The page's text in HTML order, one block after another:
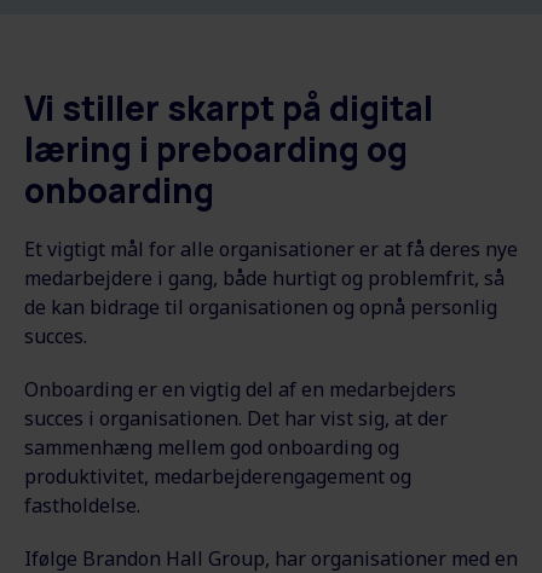
Vi stiller skarpt på digital
læring i preboarding og
onboarding
Et vigtigt mål for alle organisationer er at få deres nye
medarbejdere i gang, både hurtigt og problemfrit, så
de kan bidrage til organisationen og opnå personlig
succes.
Onboarding er en vigtig del af en medarbejders
succes i organisationen. Det har vist sig, at der
sammenhæng mellem god onboarding og
produktivitet, medarbejderengagement og
fastholdelse.
Ifølge Brandon Hall Group, har organisationer med en